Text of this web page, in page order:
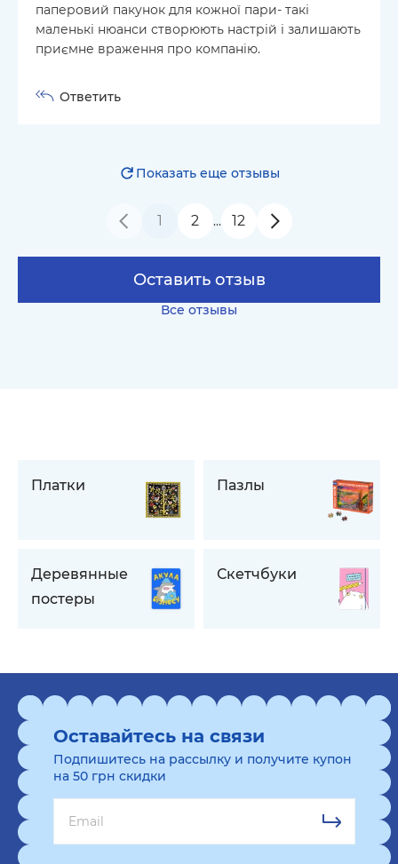
паперовий пакунок для кожної пари- такі
маленькі нюанси створюють настрій і залишають
приємне враження про компанію.
Ответить
Все отзывы
Оставить отзыв
Показать еще отзывы
1 2 … 12
Платки Пазлы
Деревянные
постеры
Скетчбуки
Оставайтесь на связи
Подпишитесь на рассылку и получите купон
на 50 грн скидки